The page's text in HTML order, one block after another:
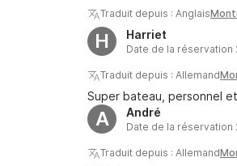
été informés au préalable.
Traduit depuis : Anglais
H Harriet
Date de la réservation
Traduit depuis : Allemand
Super bateau, personnel
A André
Date de la réservation
Traduit depuis : Allemand